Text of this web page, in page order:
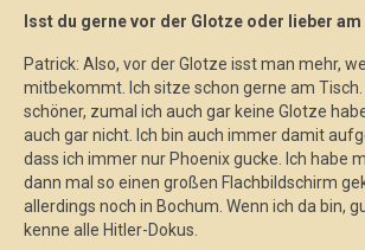
Isst du gerne vor der Glotze oder lieber
Patrick: Also, vor der Glotze isst man mehr,
mitbekommt. Ich sitze schon gerne am Tisch.
schöner, zumal ich auch gar keine Glotze
auch gar nicht. Ich bin auch immer damit
dass ich immer nur Phoenix gucke. Ich habe
dann mal so einen großen Flachbildschirm
allerdings noch in Bochum. Wenn ich da bin,
kenne alle Hitler-Dokus.